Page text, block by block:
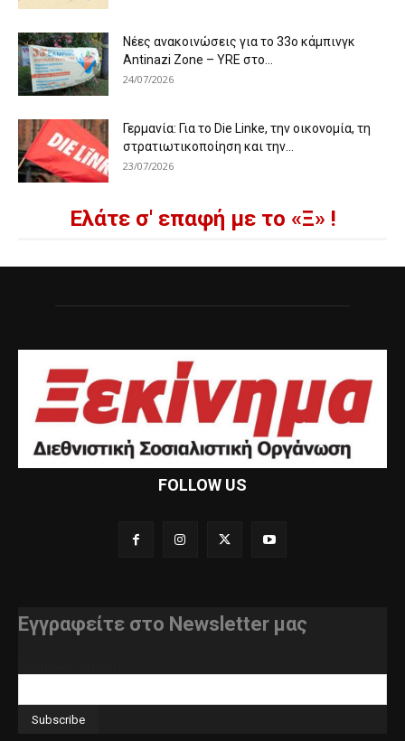
Νέες ανακοινώσεις για το 33ο κάμπινγκ
Antinazi Zone – YRE στο...
24/07/2026
Γερμανία: Για το Die Linke, την οικονομία, τη
στρατιωτικοποίηση και την...
23/07/2026
Ελάτε σ' επαφή με το «Ξ» !
FOLLOW US
Εγγραφείτε στο Newsletter μας